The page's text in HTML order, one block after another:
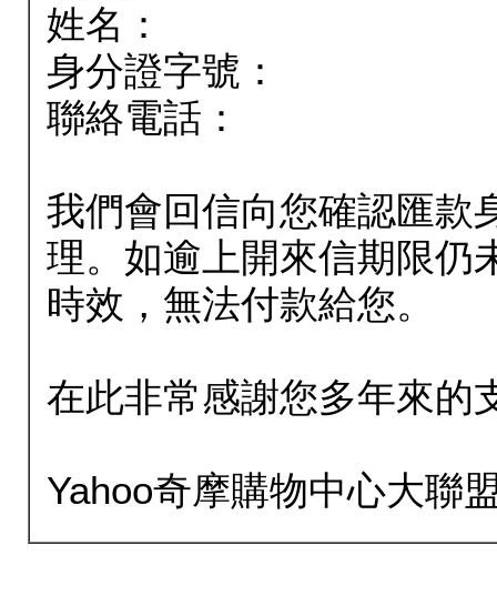
姓名：
身分證字號：
聯絡電話：
我們會回信向您確認匯款
理。如逾上開來信期限仍
時效，無法付款給您。
在此非常感謝您多年來的
Yahoo奇摩購物中心大